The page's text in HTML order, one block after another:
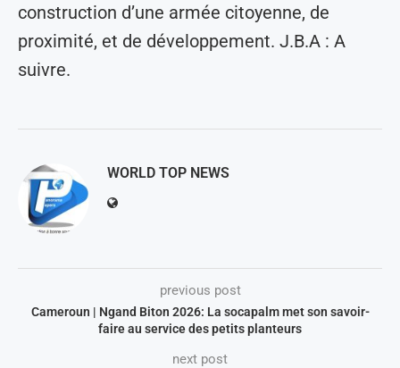
construction d’une armée citoyenne, de
proximité, et de développement. J.B.A : A
suivre.
WORLD TOP NEWS
previous post
Cameroun | Ngand Biton 2026: La socapalm met son savoir-
faire au service des petits planteurs
next post